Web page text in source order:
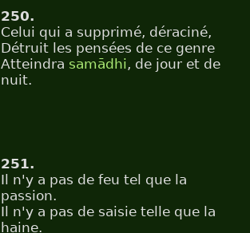
250.
Celui qui a supprimé, déraciné,
Détruit les pensées de ce genre
Atteindra samādhi, de jour et de
nuit.
251.
Il n'y a pas de feu tel que la
passion.
Il n'y a pas de saisie telle que la
haine.